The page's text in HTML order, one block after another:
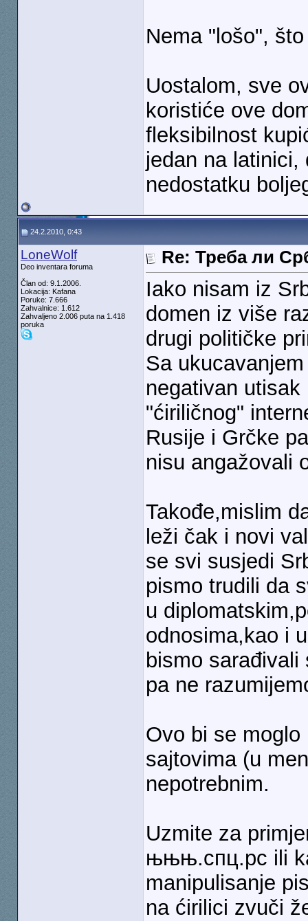
Nema "lošo",
Uostalom, sve
koristiće ove
fleksibilnost
jedan na
nedostatku
24.2.2010, 0:43
LoneWolf
Deo inventara foruma
Član od: 9.1.2006.
Lokacija: Kafana
Poruke: 7.666
Zahvalnice: 1.612
Zahvaljeno 2.006 puta na 1.418
poruka
Re: Треба ли
Iako nisam iz
domen iz više
drugi političke
Sa
negativan
"ćiriličnog"
Rusije i Grčke
nisu angažovali
Takođe,mislim
leži čak i novi
se svi susjedi
pismo trudili da
u
odnosima,kao i
bismo
pa ne
Ovo bi se
sajtovima (u
nepotrebnim.
Uzmite za
њњњ.спц.рс ili
manipulisanje
na ćirilici zvuči